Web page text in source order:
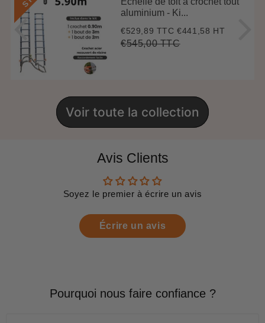
aluminium - Ki...
Prix
réduit
€529,89 TTC€529,89
€441,58 HT
Prix
€545,00 TTC€545,00
Voir toute la collection
Avis Clients
Soyez le premier à écrire un avis
Écrire un avis
Pourquoi nous faire confiance ?